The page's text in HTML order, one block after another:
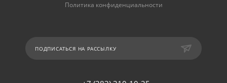
Политика конфиденциальности
ПОДПИСАТЬСЯ НА РАССЫЛКУ